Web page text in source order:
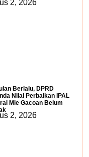
2, 2026
Berlalu, DPRD
Nilai Perbaikan IPAL
Mie Gacoan Belum
2, 2026